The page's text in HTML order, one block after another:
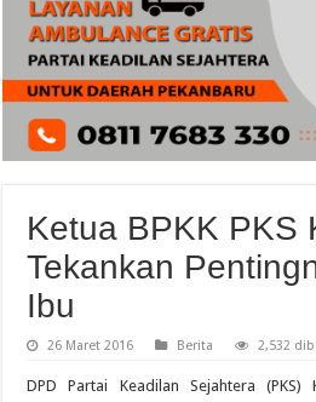
Ketua BPKK PKS
Tekankan
Ibu
26 Maret 2016 Berita 2,532
DPD Partai Keadilan Sejahtera